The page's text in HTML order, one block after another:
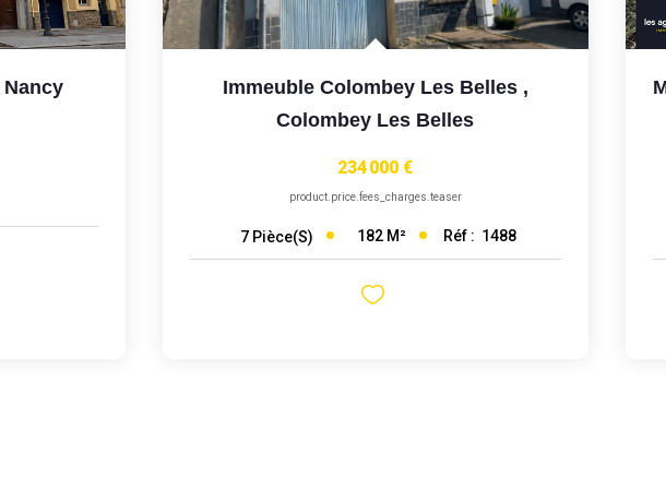
Nancy Immeuble Colombey Les Belles ,
Colombey Les Belles
234 000 €
product.price.fees_charges.teaser
7 Pièce(s) 182 M² Réf : 1488